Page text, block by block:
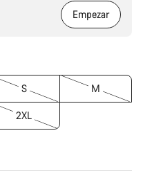
Empezar
S M
2XL